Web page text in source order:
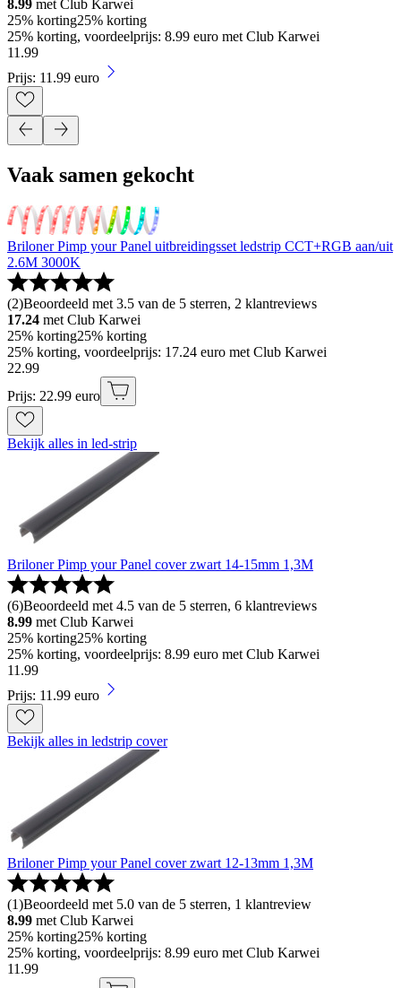
8.99 met Club Karwei
25% korting25% korting
25% korting, voordeelprijs: 8.99 euro met Club Karwei
11 .99
Prijs: 11.99 euro
Vaak samen gekocht
Briloner Pimp your Panel uitbreidingsset ledstrip CCT+RGB aan/uit
2.6M 3000K
(2)Beoordeeld met 3.5 van de 5 sterren, 2 klantreviews
17.24 met Club Karwei
25% korting25% korting
25% korting, voordeelprijs: 17.24 euro met Club Karwei
22.99
Prijs: 22.99 euro
Bekijk alles in led-strip
Briloner Pimp your Panel cover zwart 14-15mm 1,3M
(6)Beoordeeld met 4.5 van de 5 sterren, 6 klantreviews
8.99 met Club Karwei
25% korting25% korting
25% korting, voordeelprijs: 8.99 euro met Club Karwei
11 .99
Prijs: 11.99 euro
Bekijk alles in ledstrip cover
Briloner Pimp your Panel cover zwart 12-13mm 1,3M
(1)Beoordeeld met 5.0 van de 5 sterren, 1 klantreview
8.99 met Club Karwei
25% korting25% korting
25% korting, voordeelprijs: 8.99 euro met Club Karwei
11 .99